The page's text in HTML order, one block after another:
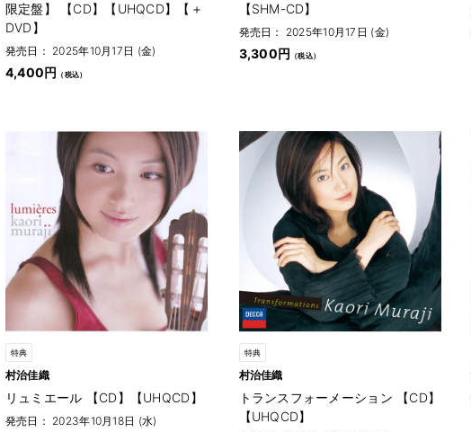
限定盤】 【CD】【UHQCD】【＋
DVD】
発売日： 2025年10月17日 (金)
4,400円
【SHM-CD】
発売日： 2025年10月17日 (金)
3,300円
特典
村治佳織
リュミエール 【CD】【UHQCD】
発売日： 2023年10月18日 (水)
特典
村治佳織
トランスフォーメーション 【CD】
【UHQCD】